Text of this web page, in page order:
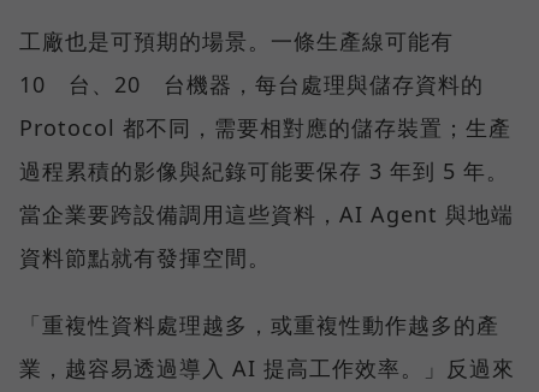
工廠也是可預期的場景。一條生產線可能有
10 台、20 台機器，每台處理與儲存資料的
Protocol 都不同，需要相對應的儲存裝置；生產
過程累積的影像與紀錄可能要保存 3 年到 5 年。
當企業要跨設備調用這些資料，AI Agent 與地端
資料節點就有發揮空間。
「重複性資料處理越多，或重複性動作越多的產
業，越容易透過導入 AI 提高工作效率。」反過來